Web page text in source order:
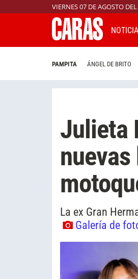
VIERNES 07 DE AGOSTO
PAMPITA ÁNGEL DE BRITO
Julieta
La ex Gran
Galería de